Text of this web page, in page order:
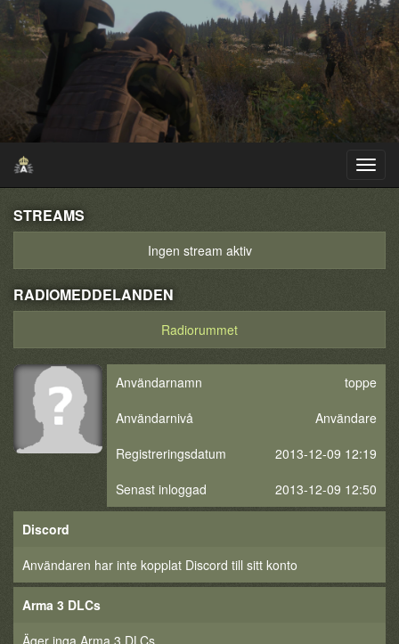
STREAMS
Ingen stream aktiv
RADIOMEDDELANDEN
Radiorummet
Användarnamn
toppe
Användarnivå
Användare
Registreringsdatum
2013-12-09 12:19
Senast inloggad
2013-12-09 12:50
Discord
Användaren har inte kopplat Discord till sitt konto
Arma 3 DLCs
Äger inga Arma 3 DLCs